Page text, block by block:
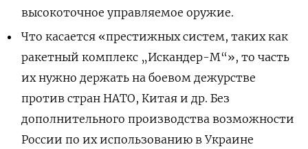
высокоточное управляемое оружие.
Что касается «престижных систем, таких как
ракетный комплекс „Искандер-М“», то часть
их нужно держать на боевом дежурстве
против стран НАТО, Китая и др. Без
дополнительного производства возможности
России по их использованию в Украине